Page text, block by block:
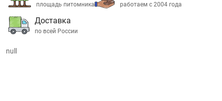
площадь питомника работаем с 2004 года
Доставка
по всей России
null